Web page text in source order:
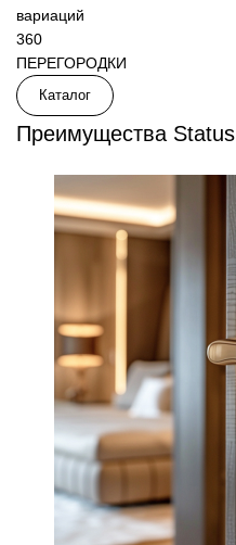
вариаций
360
ПЕРЕГОРОДКИ
Каталог
Преимущества Status